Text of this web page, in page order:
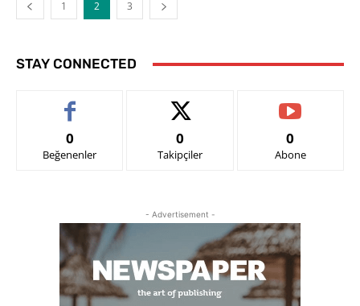
1 2 3
STAY CONNECTED
0
Beğenenler
0
Takipçiler
0
Abone
- Advertisement -